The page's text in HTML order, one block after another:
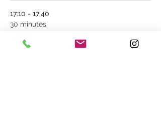
17:10 - 17:40
30 minutes
Présentation de la Naturopathie